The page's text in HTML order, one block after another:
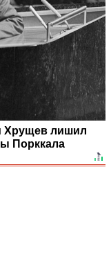
Хрущев лишил
Порккала